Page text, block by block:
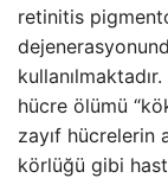
retinitis
hücre ölümü
zayıf hücrelerin
körlüğü gibi